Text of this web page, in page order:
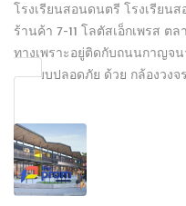
โรงเรียนสอนดนตรี โรงเรียน
ร้านค้า 7-11 โลตัสเอ็กเพรส ต
ทางเพราะอยู่ติดกับถนนกาญจ
มีระบบปลอดภัย ด้วย กล้องวง